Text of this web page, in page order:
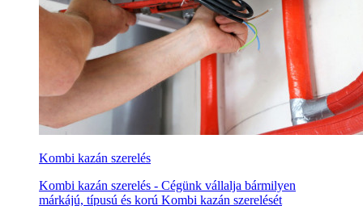
Kombi kazán szerelés
Kombi kazán szerelés - Cégünk vállalja bármilyen
márkájú, típusú és korú Kombi kazán szerelését